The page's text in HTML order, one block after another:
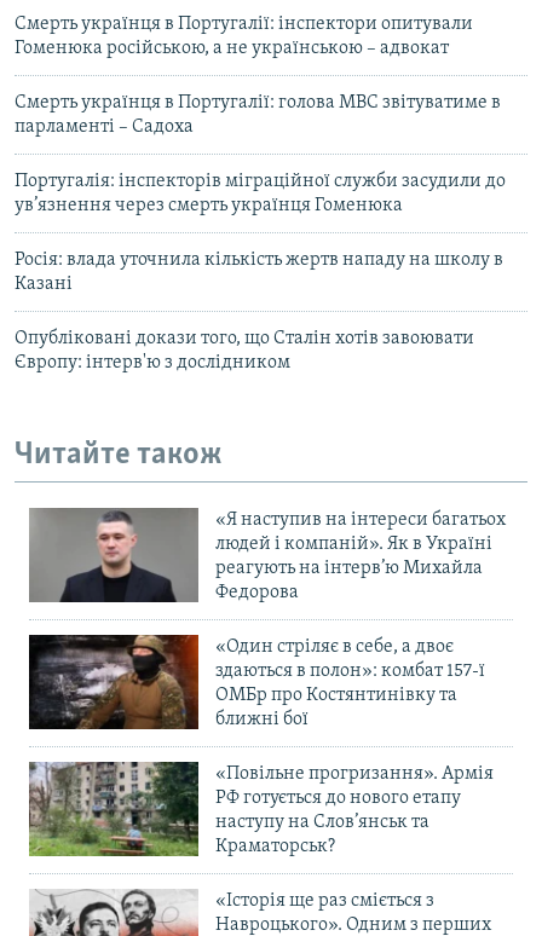
Смерть українця в Португалії: інспектори опитували
Гоменюка російською, а не українською – адвокат
Смерть українця в Португалії: голова МВС звітуватиме в
парламенті – Садоха
Португалія: інспекторів міграційної служби засудили до
ув’язнення через смерть українця Гоменюка
Росія: влада уточнила кількість жертв нападу на школу в
Казані
Опубліковані докази того, що Сталін хотів завоювати
Європу: інтерв'ю з дослідником
Читайте також
«Я наступив на інтереси багатьох
людей і компаній». Як в Україні
реагують на інтерв’ю Михайла
Федорова
«Один стріляє в себе, а двоє
здаються в полон»: комбат 157-ї
ОМБр про Костянтинівку та
ближні бої
«Повільне прогризання». Армія
РФ готується до нового етапу
наступу на Слов’янськ та
Краматорськ?
«Історія ще раз сміється з
Навроцького». Одним з перших